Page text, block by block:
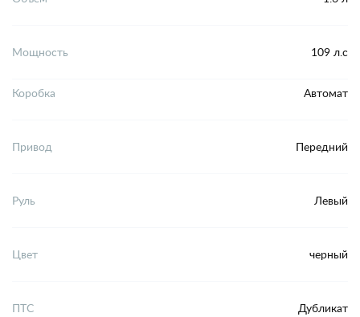
Мощность 109 л.с
Коробка Автомат
Привод Передний
Руль Левый
Цвет черный
ПТС Дубликат